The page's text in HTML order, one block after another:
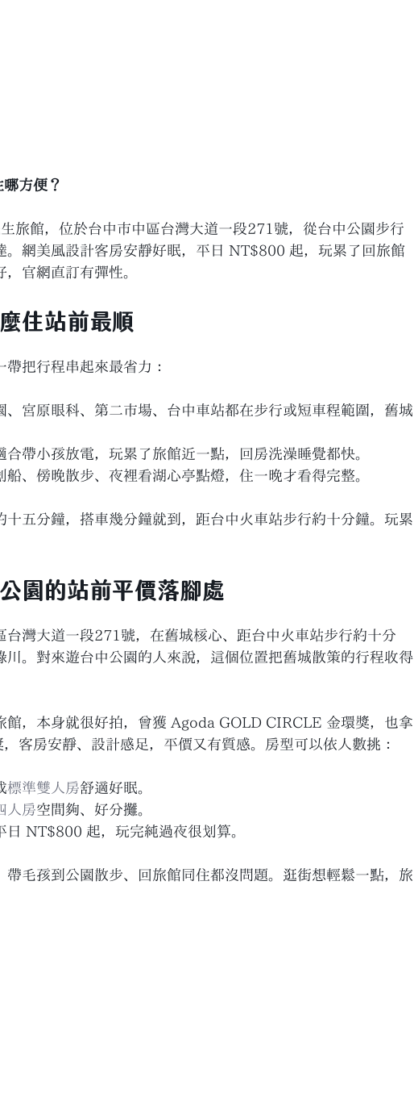
方便？
旅館，位於台中市中區台灣大道一段271號，從台中公園步行
。網美風設計客房安靜好眠，平日 NT$800 起，玩累了回旅館
官網直訂有彈性。
住站前最順
把行程串起來最省力：
、宮原眼科、第二市場、台中車站都在步行或短車程範圍，舊城
合帶小孩放電，玩累了旅館近一點，回房洗澡睡覺都快。
船、傍晚散步、夜裡看湖心亭點燈，住一晚才看得完整。
十五分鐘，搭車幾分鐘就到，距台中火車站步行約十分鐘。玩累
園的站前平價落腳處
台灣大道一段271號，在舊城核心、距台中火車站步行約十分
川。對來遊台中公園的人來說，這個位置把舊城散策的行程收得
館，本身就很好拍，曾獲 Agoda GOLD CIRCLE 金環獎，也拿
客房安靜、設計感足，平價又有質感。房型可以依人數挑：
標準雙人房舒適好眠。
人房空間夠、好分攤。
日 NT$800 起，玩完純過夜很划算。
帶毛孩到公園散步、回旅館同住都沒問題。逛街想輕鬆一點，旅